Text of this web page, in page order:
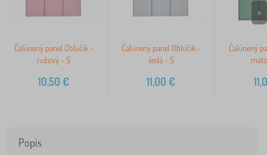
Čalúnený panel Oblúčik -
ružový - S
10,50 €
Čalúnený panel Oblúčik -
šedá - S
11,00 €
Čalúnený
>
Popis